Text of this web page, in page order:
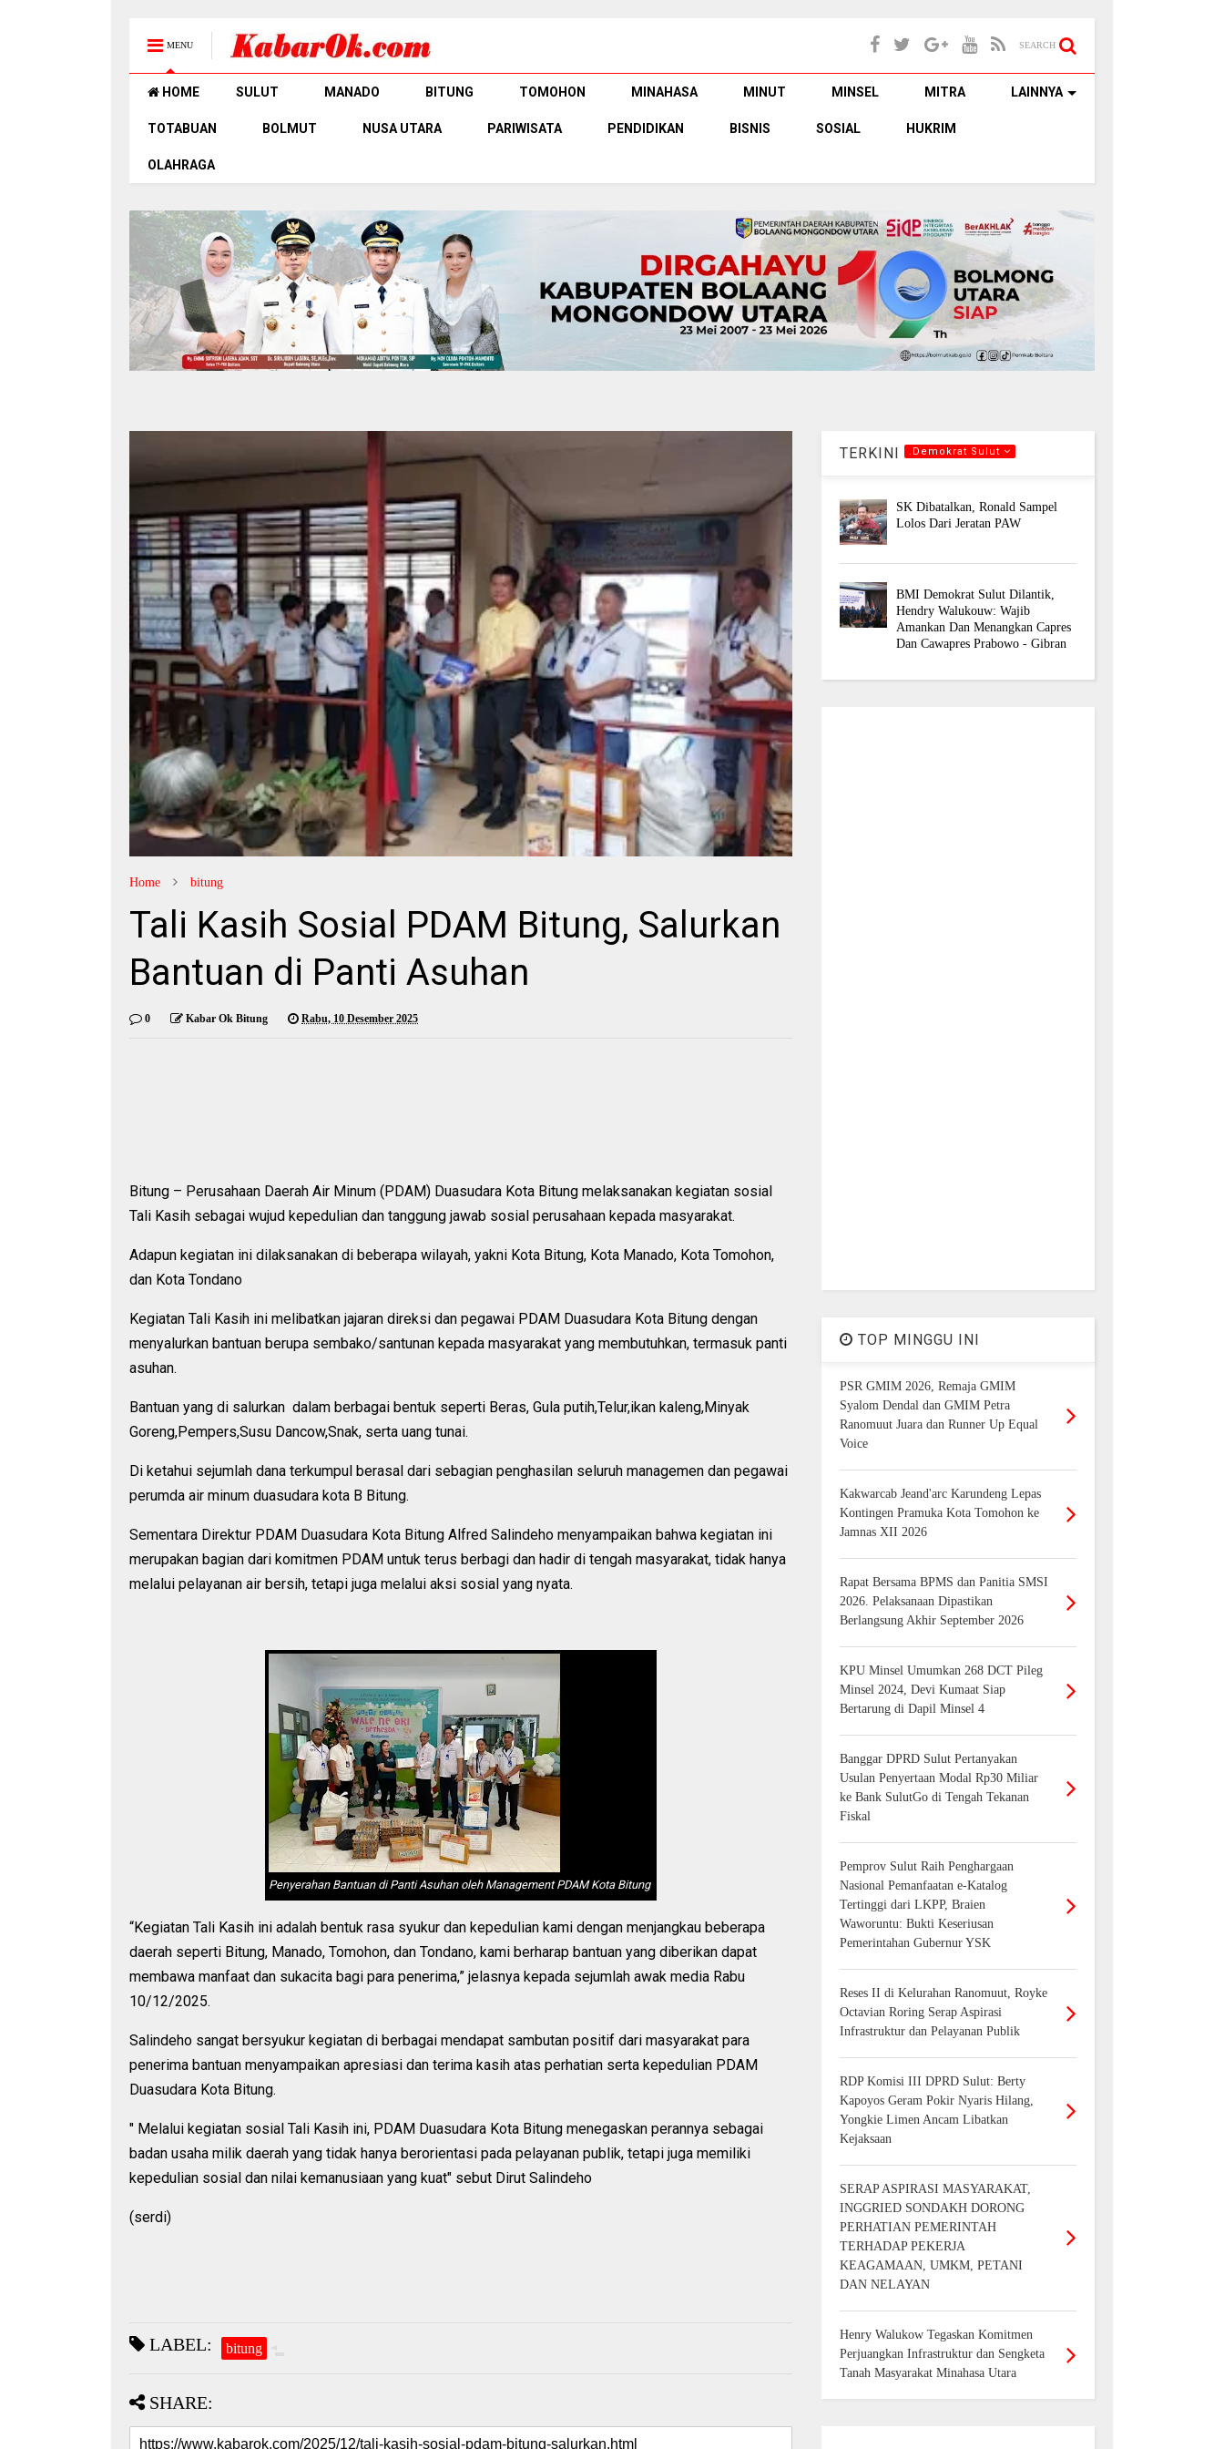
MENU SEARCH
HOME SULUT MANADO BITUNG TOMOHON MINAHASA MINUT MINSEL MITRA LAINNYA
TOTABUAN BOLMUT NUSA UTARA PARIWISATA PENDIDIKAN BISNIS SOSIAL HUKRIM
OLAHRAGA
Home bitung
Tali Kasih Sosial PDAM Bitung, Salurkan
Bantuan di Panti Asuhan
0 Kabar Ok Bitung Rabu, 10 Desember 2025
Bitung – Perusahaan Daerah Air Minum (PDAM) Duasudara Kota Bitung melaksanakan kegiatan sosial
Tali Kasih sebagai wujud kepedulian dan tanggung jawab sosial perusahaan kepada masyarakat.
Adapun kegiatan ini dilaksanakan di beberapa wilayah, yakni Kota Bitung, Kota Manado, Kota Tomohon,
dan Kota Tondano
Kegiatan Tali Kasih ini melibatkan jajaran direksi dan pegawai PDAM Duasudara Kota Bitung dengan
menyalurkan bantuan berupa sembako/santunan kepada masyarakat yang membutuhkan, termasuk panti
asuhan.
Bantuan yang di salurkan dalam berbagai bentuk seperti Beras, Gula putih,Telur,ikan kaleng,Minyak
Goreng,Pempers,Susu Dancow,Snak, serta uang tunai.
Di ketahui sejumlah dana terkumpul berasal dari sebagian penghasilan seluruh managemen dan pegawai
perumda air minum duasudara kota B Bitung.
Sementara Direktur PDAM Duasudara Kota Bitung Alfred Salindeho menyampaikan bahwa kegiatan ini
merupakan bagian dari komitmen PDAM untuk terus berbagi dan hadir di tengah masyarakat, tidak hanya
melalui pelayanan air bersih, tetapi juga melalui aksi sosial yang nyata.
Penyerahan Bantuan di Panti Asuhan oleh Management PDAM Kota Bitung
“Kegiatan Tali Kasih ini adalah bentuk rasa syukur dan kepedulian kami dengan menjangkau beberapa
daerah seperti Bitung, Manado, Tomohon, dan Tondano, kami berharap bantuan yang diberikan dapat
membawa manfaat dan sukacita bagi para penerima,” jelasnya kepada sejumlah awak media Rabu
10/12/2025.
Salindeho sangat bersyukur kegiatan di berbagai mendapat sambutan positif dari masyarakat para
penerima bantuan menyampaikan apresiasi dan terima kasih atas perhatian serta kepedulian PDAM
Duasudara Kota Bitung.
" Melalui kegiatan sosial Tali Kasih ini, PDAM Duasudara Kota Bitung menegaskan perannya sebagai
badan usaha milik daerah yang tidak hanya berorientasi pada pelayanan publik, tetapi juga memiliki
kepedulian sosial dan nilai kemanusiaan yang kuat" sebut Dirut Salindeho
(serdi)
LABEL: bitung
SHARE:
TERKINI .Demokrat Sulut
SK Dibatalkan, Ronald Sampel
Lolos Dari Jeratan PAW
BMI Demokrat Sulut Dilantik,
Hendry Walukouw: Wajib
Amankan Dan Menangkan Capres
Dan Cawapres Prabowo - Gibran
TOP MINGGU INI
PSR GMIM 2026, Remaja GMIM
Syalom Dendal dan GMIM Petra
Ranomuut Juara dan Runner Up Equal
Voice
Kakwarcab Jeand'arc Karundeng Lepas
Kontingen Pramuka Kota Tomohon ke
Jamnas XII 2026
Rapat Bersama BPMS dan Panitia SMSI
2026. Pelaksanaan Dipastikan
Berlangsung Akhir September 2026
KPU Minsel Umumkan 268 DCT Pileg
Minsel 2024, Devi Kumaat Siap
Bertarung di Dapil Minsel 4
Banggar DPRD Sulut Pertanyakan
Usulan Penyertaan Modal Rp30 Miliar
ke Bank SulutGo di Tengah Tekanan
Fiskal
Pemprov Sulut Raih Penghargaan
Nasional Pemanfaatan e-Katalog
Tertinggi dari LKPP, Braien
Waworuntu: Bukti Keseriusan
Pemerintahan Gubernur YSK
Reses II di Kelurahan Ranomuut, Royke
Octavian Roring Serap Aspirasi
Infrastruktur dan Pelayanan Publik
RDP Komisi III DPRD Sulut: Berty
Kapoyos Geram Pokir Nyaris Hilang,
Yongkie Limen Ancam Libatkan
Kejaksaan
SERAP ASPIRASI MASYARAKAT,
INGGRIED SONDAKH DORONG
PERHATIAN PEMERINTAH
TERHADAP PEKERJA
KEAGAMAAN, UMKM, PETANI
DAN NELAYAN
Henry Walukow Tegaskan Komitmen
Perjuangkan Infrastruktur dan Sengketa
Tanah Masyarakat Minahasa Utara